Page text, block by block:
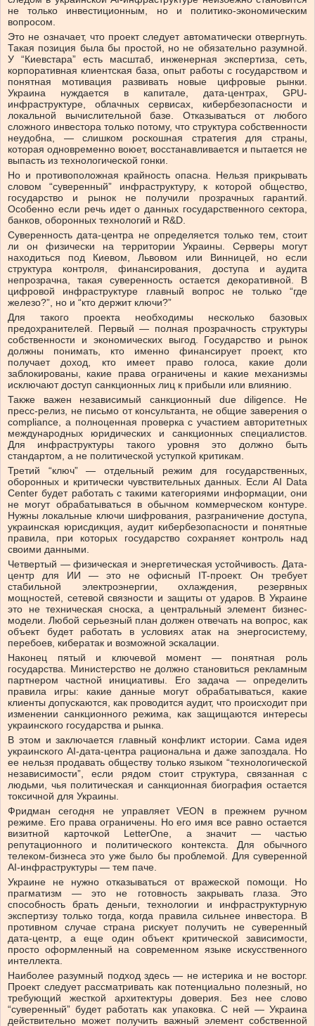
не только инвестиционным, но и политико-экономическим
вопросом.
Это не означает, что проект следует автоматически отвергнуть.
Такая позиция была бы простой, но не обязательно разумной.
У “Киевстара” есть масштаб, инженерная экспертиза, сеть,
корпоративная клиентская база, опыт работы с государством и
понятная мотивация развивать новые цифровые рынки.
Украина нуждается в капитале, дата-центрах, GPU-
инфраструктуре, облачных сервисах, кибербезопасности и
локальной вычислительной базе. Отказываться от любого
сложного инвестора только потому, что структура собственности
неудобна, — слишком роскошная стратегия для страны,
которая одновременно воюет, восстанавливается и пытается не
выпасть из технологической гонки.
Но и противоположная крайность опасна. Нельзя прикрывать
словом “суверенный” инфраструктуру, к которой общество,
государство и рынок не получили прозрачных гарантий.
Особенно если речь идет о данных государственного сектора,
банков, оборонных технологий и R&D.
Суверенность дата-центра не определяется только тем, стоит
ли он физически на территории Украины. Серверы могут
находиться под Киевом, Львовом или Винницей, но если
структура контроля, финансирования, доступа и аудита
непрозрачна, такая суверенность остается декоративной. В
цифровой инфраструктуре главный вопрос не только “где
железо?”, но и “кто держит ключи?”
Для такого проекта необходимы несколько базовых
предохранителей. Первый — полная прозрачность структуры
собственности и экономических выгод. Государство и рынок
должны понимать, кто именно финансирует проект, кто
получает доход, кто имеет право голоса, какие доли
заблокированы, какие права ограничены и какие механизмы
исключают доступ санкционных лиц к прибыли или влиянию.
Также важен независимый санкционный due diligence. Не
пресс-релиз, не письмо от консультанта, не общие заверения о
compliance, а полноценная проверка с участием авторитетных
международных юридических и санкционных специалистов.
Для инфраструктуры такого уровня это должно быть
стандартом, а не политической уступкой критикам.
Третий “ключ” — отдельный режим для государственных,
оборонных и критически чувствительных данных. Если AI Data
Center будет работать с такими категориями информации, они
не могут обрабатываться в обычном коммерческом контуре.
Нужны локальные ключи шифрования, разграничение доступа,
украинская юрисдикция, аудит кибербезопасности и понятные
правила, при которых государство сохраняет контроль над
своими данными.
Четвертый — физическая и энергетическая устойчивость. Дата-
центр для ИИ — это не офисный IT-проект. Он требует
стабильной электроэнергии, охлаждения, резервных
мощностей, сетевой связности и защиты от ударов. В Украине
это не техническая сноска, а центральный элемент бизнес-
модели. Любой серьезный план должен отвечать на вопрос, как
объект будет работать в условиях атак на энергосистему,
перебоев, кибератак и возможной эскалации.
Наконец пятый и ключевой момент — понятная роль
государства. Министерство не должно становиться рекламным
партнером частной инициативы. Его задача — определить
правила игры: какие данные могут обрабатываться, какие
клиенты допускаются, как проводится аудит, что происходит при
изменении санкционного режима, как защищаются интересы
украинского государства и рынка.
В этом и заключается главный конфликт истории. Сама идея
украинского AI-дата-центра рациональна и даже запоздала. Но
ее нельзя продавать обществу только языком “технологической
независимости”, если рядом стоит структура, связанная с
людьми, чья политическая и санкционная биография остается
токсичной для Украины.
Фридман сегодня не управляет VEON в прежнем ручном
режиме. Его права ограничены. Но его имя все равно остается
визитной карточкой LetterOne, а значит — частью
репутационного и политического контекста. Для обычного
телеком-бизнеса это уже было бы проблемой. Для суверенной
AI-инфраструктуры — тем паче.
Украине не нужно отказываться от вражеской помощи. Но
прагматизм — это не готовность закрывать глаза. Это
способность брать деньги, технологии и инфраструктурную
экспертизу только тогда, когда правила сильнее инвестора. В
противном случае страна рискует получить не суверенный
дата-центр, а еще один объект критической зависимости,
просто оформленный на современном языке искусственного
интеллекта.
Наиболее разумный подход здесь — не истерика и не восторг.
Проект следует рассматривать как потенциально полезный, но
требующий жесткой архитектуры доверия. Без нее слово
“суверенный” будет работать как упаковка. С ней — Украина
действительно может получить важный элемент собственной